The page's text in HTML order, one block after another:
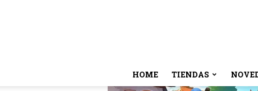
HOME TIENDAS